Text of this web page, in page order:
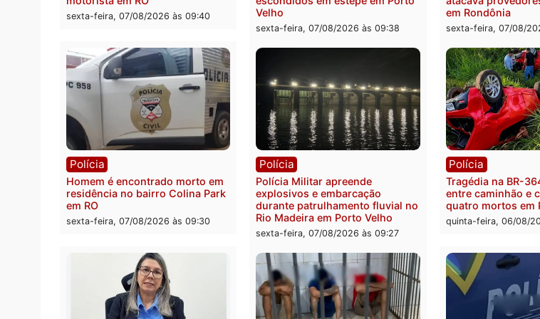
Polícia
Polícia Federal apreende 400
quilos de drogas e prende
motorista em RO
sexta-feira, 07/08/2026 às 09:40
Polícia
Casal é preso pela PRF com mais
de 72 quilos de mercúrio
escondidos em estepe em Porto
Velho
sexta-feira, 07/08/2026 às 09:38
Polícia
Polícia
contra
em
sexta-